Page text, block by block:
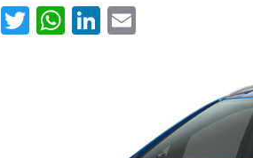
Facebook
Twitter
WhatsApp
LinkedIn